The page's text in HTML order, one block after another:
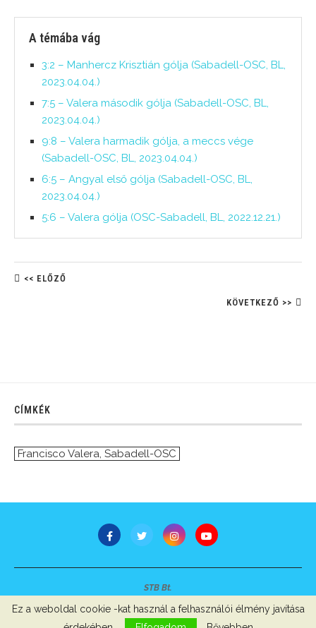
A témába vág
3:2 – Manhercz Krisztián gólja (Sabadell-OSC, BL,
2023.04.04.)
7:5 – Valera második gólja (Sabadell-OSC, BL,
2023.04.04.)
9:8 – Valera harmadik gólja, a meccs vége
(Sabadell-OSC, BL, 2023.04.04.)
6:5 – Angyal első gólja (Sabadell-OSC, BL,
2023.04.04.)
5:6 – Valera gólja (OSC-Sabadell, BL, 2022.12.21.)
<< ELŐZŐ
KÖVETKEZŐ >>
CÍMKÉK
Francisco Valera Sabadell-OSC
STB Bt.
Minden jog fenntartva © 2007-2022
Szerzői jogok, adatvédelem- Impresszum
Ez a weboldal cookie -kat használ a felhasználói élmény javítása